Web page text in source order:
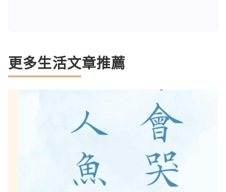
更多生活文章推薦